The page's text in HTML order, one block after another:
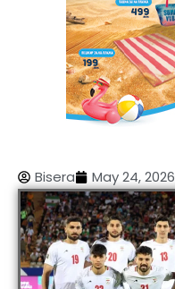
Bisera May 24, 2026